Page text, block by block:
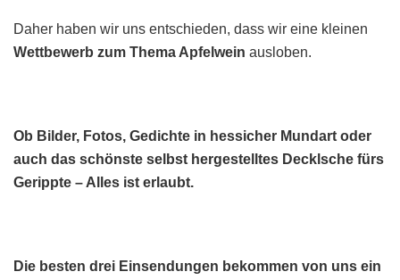
Daher haben wir uns entschieden, dass wir eine kleinen
Wettbewerb zum Thema Apfelwein ausloben.
Ob Bilder, Fotos, Gedichte in hessicher Mundart oder
auch das schönste selbst hergestelltes Decklsche fürs
Gerippte – Alles ist erlaubt.
Die besten drei Einsendungen bekommen von uns ein